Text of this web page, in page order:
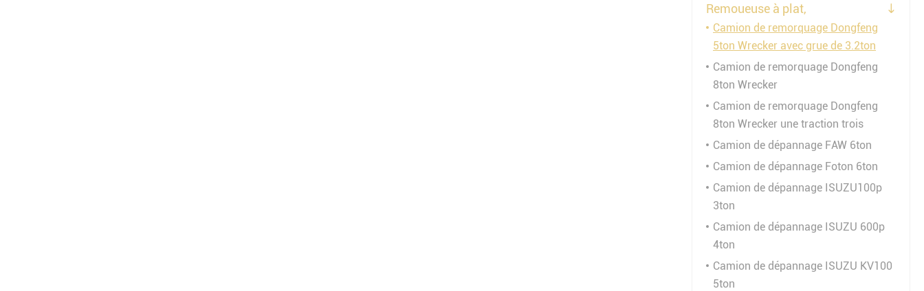
Remoueuse à plat, 
Camion de remorquage Dongfeng
5ton Wrecker avec grue de 3.2ton
Camion de remorquage Dongfeng
8ton Wrecker
Camion de remorquage Dongfeng
8ton Wrecker une traction trois
Camion de dépannage FAW 6ton
Camion de dépannage Foton 6ton
Camion de dépannage ISUZU100p
3ton
Camion de dépannage ISUZU 600p
4ton
Camion de dépannage ISUZU KV100
5ton